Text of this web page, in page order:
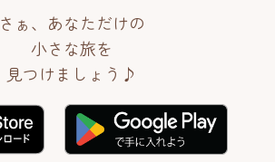
さぁ、あなただけの
小さな旅を
見つけましょう♪